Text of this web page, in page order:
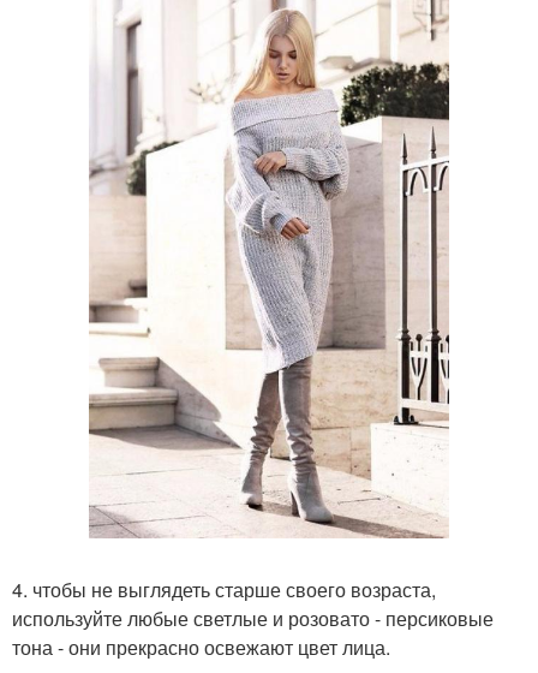
4. чтобы не выглядеть старше своего возраста,
используйте любые светлые и розовато - персиковые
тона - они прекрасно освежают цвет лица.